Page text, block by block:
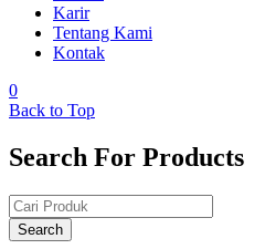
Karir
Tentang Kami
Kontak
0
Back to Top
Search For Products